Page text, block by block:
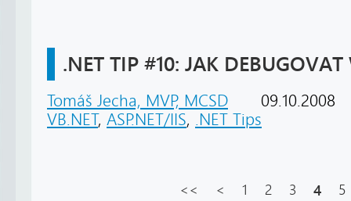
.NET TIP #10: JAK
Tomáš Jecha, MVP, MCSD
09.10.2008
VB.NET, ASP.NET/IIS, .NET Tips
<< < 1 2 3 4 5